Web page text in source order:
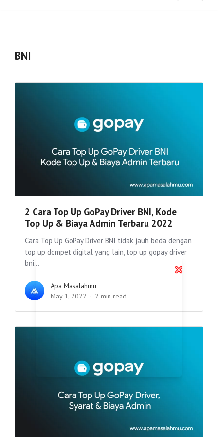
BNI
2 Cara Top Up GoPay Driver BNI, Kode
Top Up & Biaya Admin Terbaru 2022
Cara Top Up GoPay Driver BNI tidak jauh beda dengan
top up dompet digital yang lain, top up gopay driver
bni...
Apa Masalahmu
May 1, 2022
2 min read